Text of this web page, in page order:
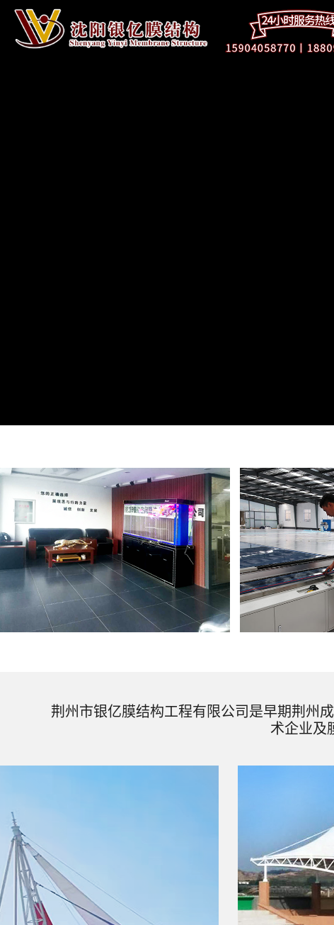
荆州市银亿膜结构工程有限公司是早期荆州
术企业及